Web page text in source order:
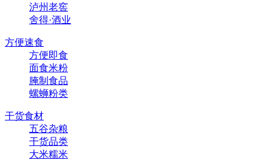
泸州老窖
舍得·酒业
方便速食
方便即食
面食米粉
腌制食品
螺蛳粉类
干货食材
五谷杂粮
干货品类
大米糯米